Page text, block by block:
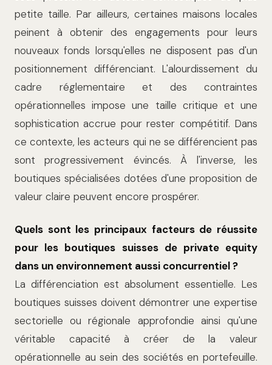
petite taille. Par ailleurs, certaines maisons locales
peinent à obtenir des engagements pour leurs
nouveaux fonds lorsqu'elles ne disposent pas d'un
positionnement différenciant. L'alourdissement du
cadre réglementaire et des contraintes
opérationnelles impose une taille critique et une
sophistication accrue pour rester compétitif. Dans
ce contexte, les acteurs qui ne se différencient pas
sont progressivement évincés. À l'inverse, les
boutiques spécialisées dotées d'une proposition de
valeur claire peuvent encore prospérer.
Quels sont les principaux facteurs de réussite
pour les boutiques suisses de private equity
dans un environnement aussi concurrentiel ?
La différenciation est absolument essentielle. Les
boutiques suisses doivent démontrer une expertise
sectorielle ou régionale approfondie ainsi qu'une
véritable capacité à créer de la valeur
opérationnelle au sein des sociétés en portefeuille.